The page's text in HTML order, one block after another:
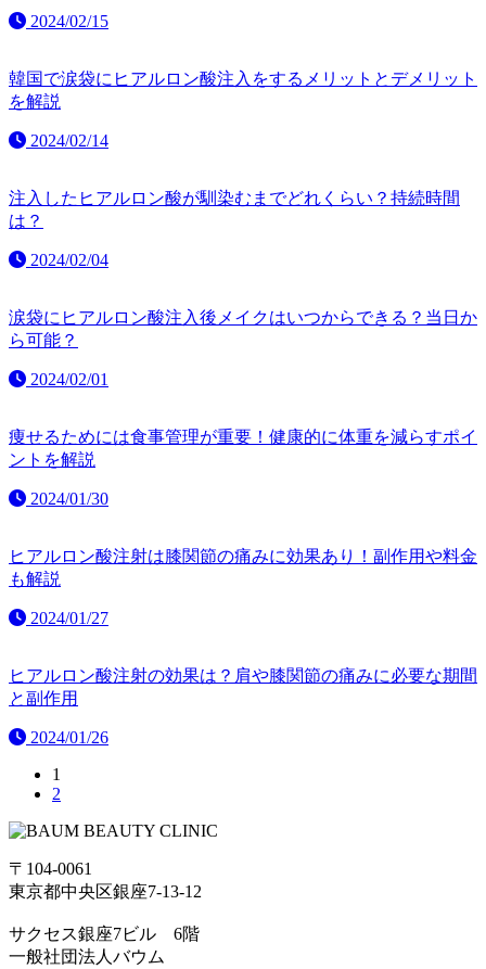
2024/02/15
韓国で涙袋にヒアルロン酸注入をするメリットとデメリット
を解説
2024/02/14
注入したヒアルロン酸が馴染むまでどれくらい？持続時間
は？
2024/02/04
涙袋にヒアルロン酸注入後メイクはいつからできる？当日か
ら可能？
2024/02/01
痩せるためには食事管理が重要！健康的に体重を減らすポイ
ントを解説
2024/01/30
ヒアルロン酸注射は膝関節の痛みに効果あり！副作用や料金
も解説
2024/01/27
ヒアルロン酸注射の効果は？肩や膝関節の痛みに必要な期間
と副作用
2024/01/26
1
2
〒104-0061
東京都中央区銀座7-13-12
サクセス銀座7ビル 6階
一般社団法人バウム